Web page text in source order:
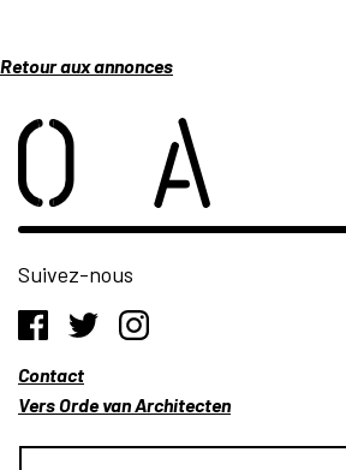
Retour aux annonces
Suivez-nous
Contact
Vers Orde van Architecten